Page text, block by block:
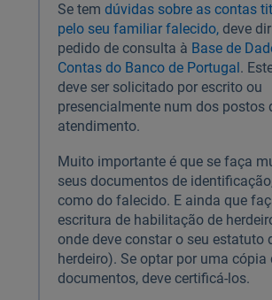
Se tem dúvidas sobre as contas
pelo seu familiar falecido,deve
pedido de consulta à Base de
Contas do Banco de Portugal.
deve ser solicitado por escrito ou
presencialmente num dos postos
atendimento.
Muito importante é que se faça
seus documentos de
como do falecido. E ainda que
escritura de habilitação de
onde deve constar o seu estatuto
herdeiro). Se optar por uma cópia
documentos, deve certificá-los.